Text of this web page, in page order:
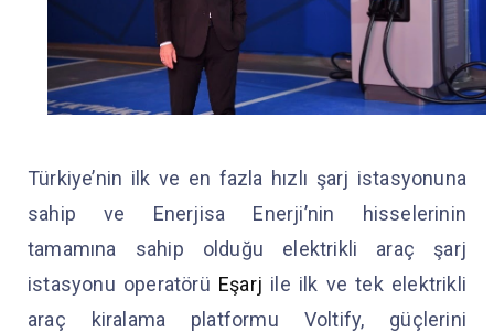
Türkiye’nin ilk ve en fazla hızlı şarj istasyonuna
sahip ve Enerjisa Enerji’nin hisselerinin
tamamına sahip olduğu elektrikli araç şarj
istasyonu operatörü Eşarj ile ilk ve tek elektrikli
araç kiralama platformu Voltify, güçlerini